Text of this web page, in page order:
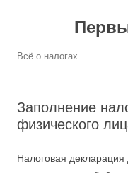
Всё о налогах
Заполнение
физического
Налоговая